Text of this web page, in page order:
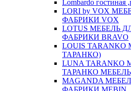
Lombardo гостиная
LORI by VOX
ФАБРИКИ VOX
LOTUS МЕБЕЛЬ
ФАБРИКИ BRAVO
LOUIS
ТАРАНКО)
LUNA TARANKO
ТАРАНКО
MAGANDA
ФАБРИКИ MEBIN